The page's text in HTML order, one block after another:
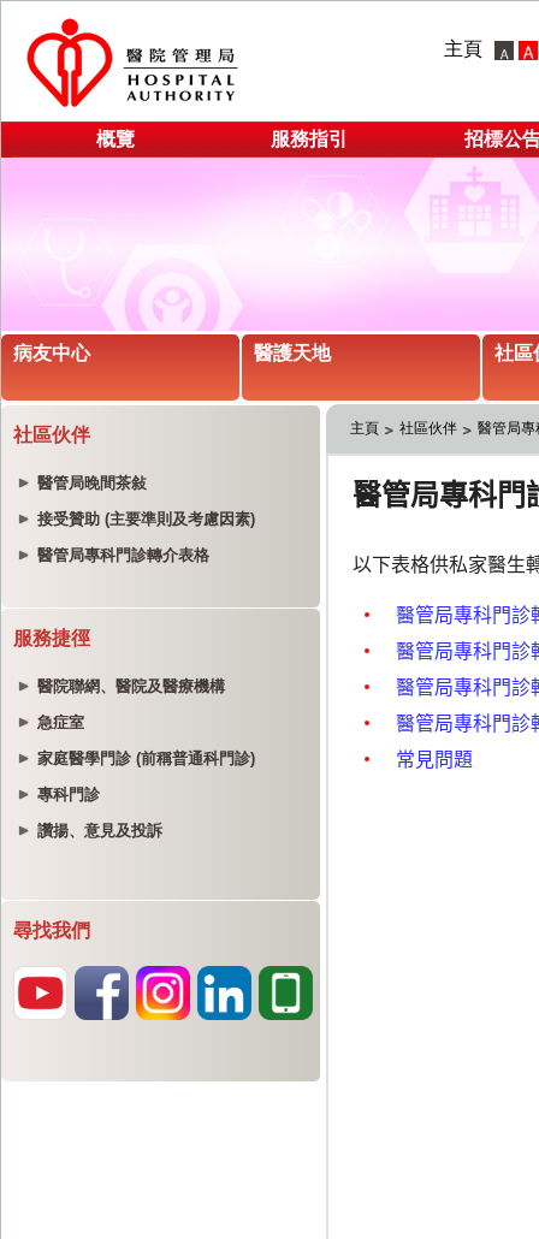
主頁
概覽 服務指引 招標公
病友中心 醫護天地 社區
社區伙伴
醫管局晚間茶敍
接受贊助 (主要準則及考慮因素)
醫管局專科門診轉介表格
服務捷徑
醫院聯網、醫院及醫療機構
急症室
家庭醫學門診 (前稱普通科門診)
專科門診
讚揚、意見及投訴
尋找我們
主頁 社區伙伴 醫管局專